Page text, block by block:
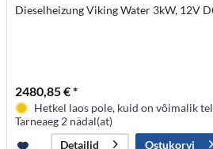
Dieselheizung Viking Water 3kW, 12V
2480,85 € *
Hetkel laos pole, kuid on võimalik
Tarneaeg 2 nädal(at)
Detailid
Ostukorvi